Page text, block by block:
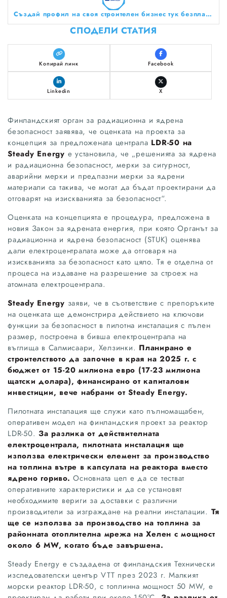
Създай профил на своя строителен бизнес тук безплатно!
СПОДЕЛИ СТАТИЯ
Копирай линк Facebook
Linkedin X
Финландският орган за радиационна и ядрена
безопасност заявява, че оценката на проекта за
концепция за предложената централа LDR-50 на
Steady Energy е установила, че „решенията за ядрена
и радиационна безопасност, мерки за сигурност,
аварийни мерки и предпазни мерки за ядрени
материали са такива, че могат да бъдат проектирани да
отговарят на изискванията за безопасност“.
Оценката на концепцията е процедура, предложена в
новия Закон за ядрената енергия, при която Органът за
радиационна и ядрена безопасност (STUK) оценява
дали електроцентралата може да отговаря на
изискванията за безопасност като цяло. Тя е отделна от
процеса на издаване на разрешение за строеж на
атомната електроцентрала.
Steady Energy заяви, че в съответствие с препоръките
на оценката ще демонстрира действието на ключови
функции за безопасност в пилотна инсталация с пълен
размер, построена в бивша електроцентрала на
въглища в Салмисаари, Хелзинки. Планирано е
строителството да започне в края на 2025 г. с
бюджет от 15-20 милиона евро (17-23 милиона
щатски долара), финансирано от капиталови
инвестиции, вече набрани от Steady Energy.
Пилотната инсталация ще служи като пълномащабен,
оперативен модел на финландския проект за реактор
LDR-50. За разлика от действителната
електроцентрала, пилотната инсталация ще
използва електрически елемент за производство
на топлина вътре в капсулата на реактора вместо
ядрено гориво. Основната цел е да се тестват
оперативните характеристики и да се установят
необходимите вериги за доставки с различни
производители за изграждане на реални инсталации. Тя
ще се използва за производство на топлина за
районната отоплителна мрежа на Хелен с мощност
около 6 MW, когато бъде завършена.
Steady Energy е създадена от финландския Технически
изследователски център VTT през 2023 г. Малкият
морски реактор LDR-50, с топлинна мощност 50 MW, е